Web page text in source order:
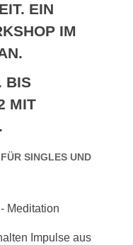
EIN
IM
BIS
MIT
SINGLES UND
Meditation
Impulse aus